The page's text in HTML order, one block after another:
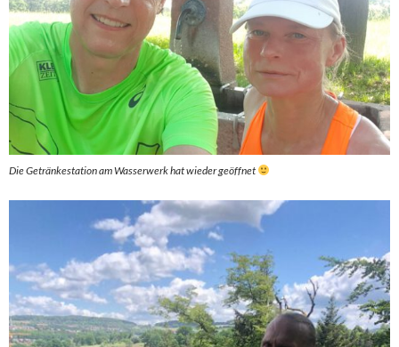
Die Getränkestation am Wasserwerk hat wieder geöffnet